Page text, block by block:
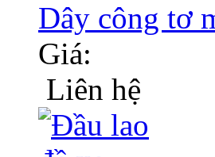
Dây công tơ
Giá:
Liên hệ